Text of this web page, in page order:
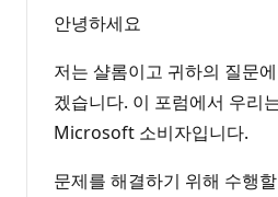
안녕하세요
저는 샬롬이고 귀하의 질문
겠습니다. 이 포럼에서 우리
Microsoft 소비자입니다.
문제를 해결하기 위해 수행